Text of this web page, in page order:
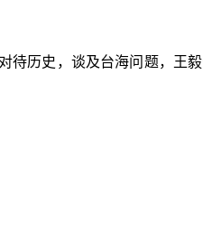
待历史，谈及台海问题，王